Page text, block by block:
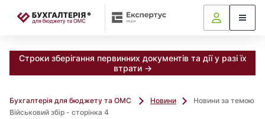
Строки зберігання первинних документів та дії у разі їх
втрати →
Бухгалтерія для бюджету та ОМС Новини
Новини за темою
Військовий збір - сторінка 4